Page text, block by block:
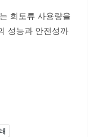
희토류 사용량을
성능과 안전성까